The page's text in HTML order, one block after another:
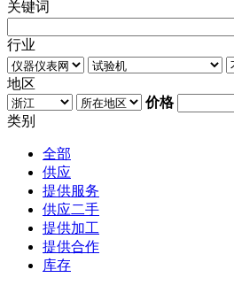
关键词
行业
地区
价格
类别
全部
供应
提供服务
供应二手
提供加工
提供合作
库存